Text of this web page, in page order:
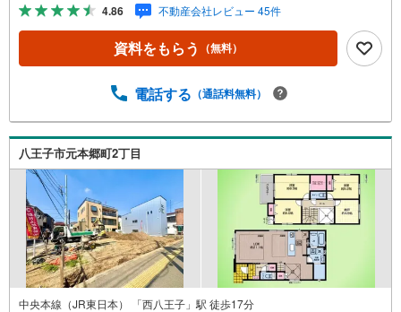
4.86 不動産会社レビュー 45件
資料をもらう （無料）
電話する （通話料無料）
八王子市元本郷町2丁目
中央本線（JR東日本） 「西八王子」駅 徒歩17分